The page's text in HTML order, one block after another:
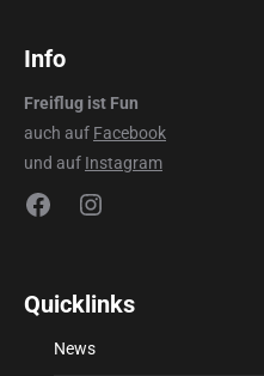
Info
Freiflug ist Fun
auch auf Facebook
und auf Instagram
FacebookInstagram
Quicklinks
News